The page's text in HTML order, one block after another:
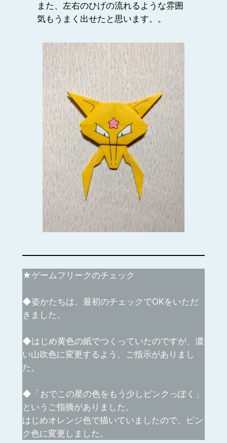
また、左右のひげの流れるような雰囲
気もうまく出せたと思います。。
★ゲームフリークのチェック
◆姿かたちは、最初のチェックでOKをいただ
きました。
◆はじめ黄色の紙でつくっていたのですが、濃
い山吹色に変更するよう、ご指示がありまし
た。
◆「おでこの星の色をもう少しピンクっぽく」
というご指摘がありました。
はじめオレンジ色で描いていましたので、ピン
ク色に変更しました。